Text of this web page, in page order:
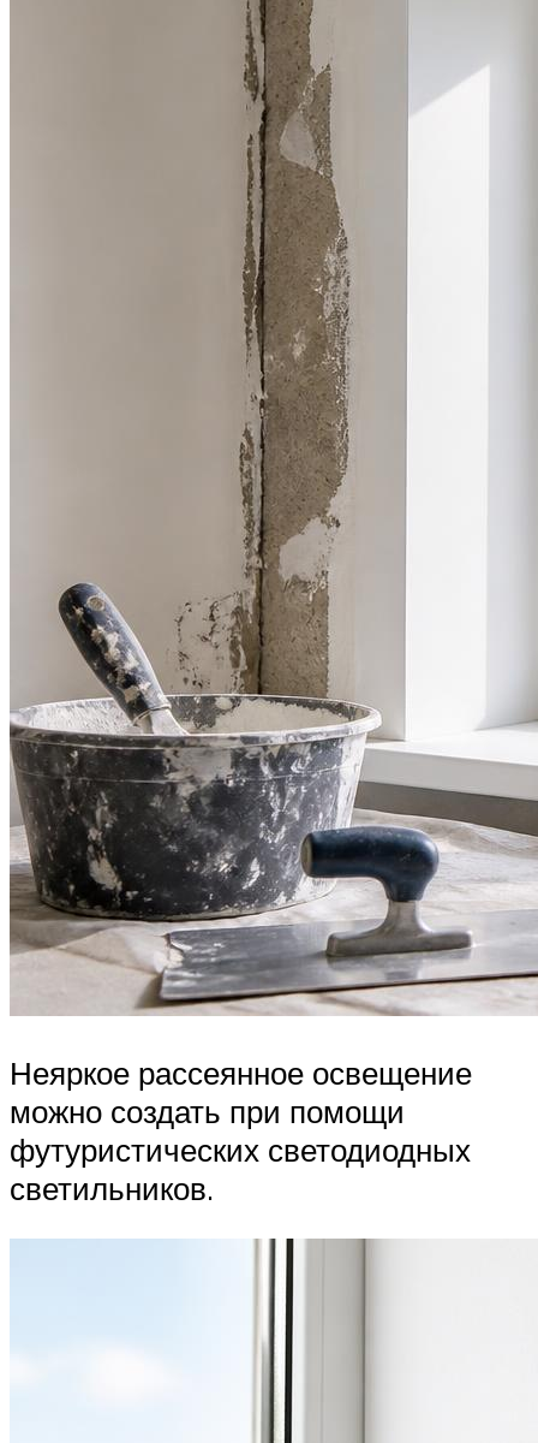
Неяркое рассеянное освещение
можно создать при помощи
футуристических светодиодных
светильников.